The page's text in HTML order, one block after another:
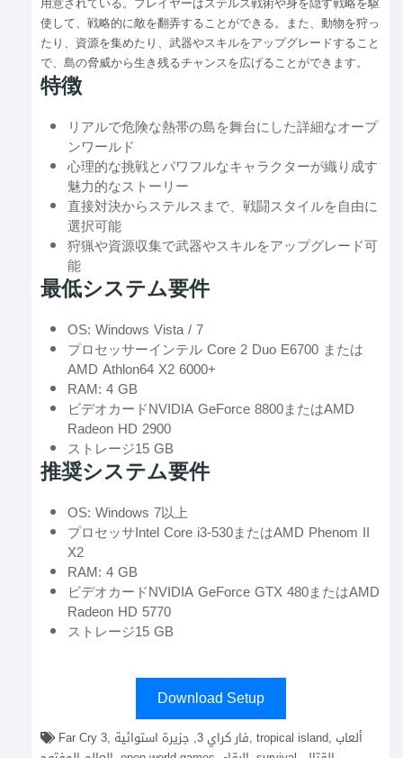
使して、戦略的に敵を翻弄することができる。また、動物を狩っ
たり、資源を集めたり、武器やスキルをアップグレードすること
で、島の脅威から生き残るチャンスを広げることができます。
特徴
リアルで危険な熱帯の島を舞台にした詳細なオープ
ンワールド
心理的な挑戦とパワフルなキャラクターが織り成す
魅力的なストーリー
直接対決からステルスまで、戦闘スタイルを自由に
選択可能
狩猟や資源収集で武器やスキルをアップグレード可
能
最低システム要件
OS: Windows Vista / 7
プロセッサーインテル Core 2 Duo E6700 または
AMD Athlon64 X2 6000+
RAM: 4 GB
ビデオカードNVIDIA GeForce 8800またはAMD
Radeon HD 2900
ストレージ15 GB
推奨システム要件
OS: Windows 7以上
プロセッサIntel Core i3-530またはAMD Phenom II
X2
RAM: 4 GB
ビデオカードNVIDIA GeForce GTX 480またはAMD
Radeon HD 5770
ストレージ15 GB
Download Setup
Far Cry 3, فار كراي 3, جزيرة استوائية, tropical island, ألعاب